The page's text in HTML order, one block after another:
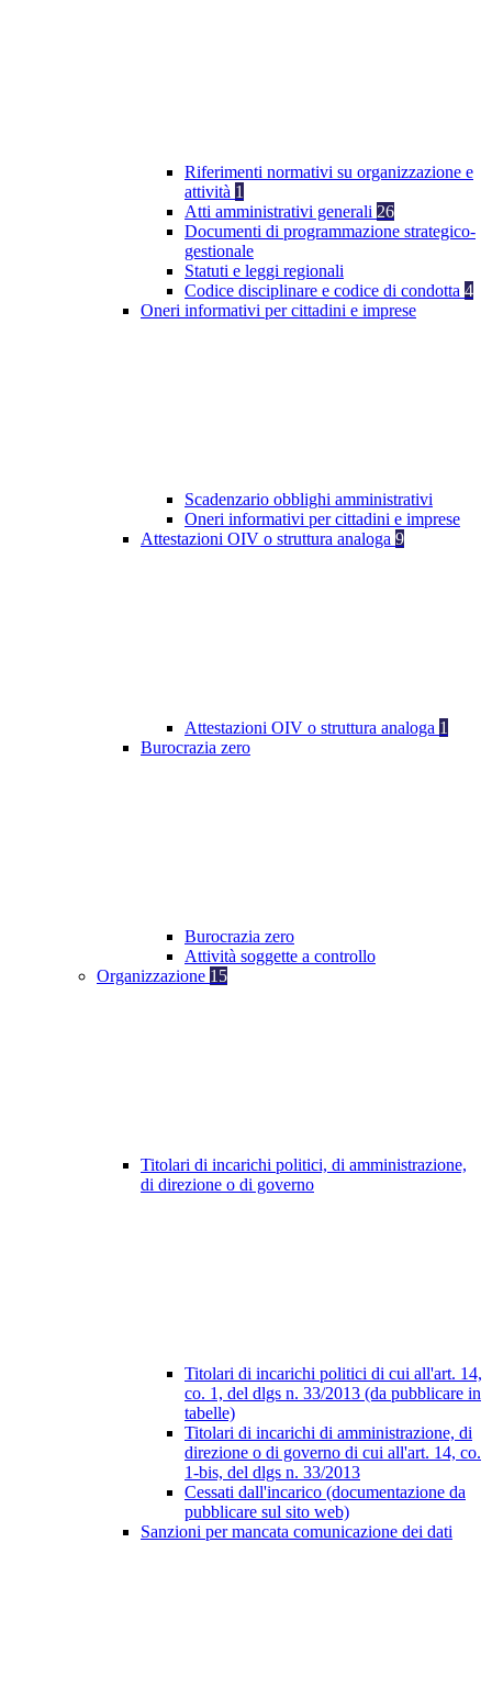
Riferimenti normativi su organizzazione e
attività 1
Atti amministrativi generali 26
Documenti di programmazione strategico-
gestionale
Statuti e leggi regionali
Codice disciplinare e codice di condotta 4
Oneri informativi per cittadini e imprese
Scadenzario obblighi amministrativi
Oneri informativi per cittadini e imprese
Attestazioni OIV o struttura analoga 9
Attestazioni OIV o struttura analoga 1
Burocrazia zero
Burocrazia zero
Attività soggette a controllo
Organizzazione 15
Titolari di incarichi politici, di amministrazione,
di direzione o di governo
Titolari di incarichi politici di cui all'art. 14,
co. 1, del dlgs n. 33/2013 (da pubblicare in
tabelle)
Titolari di incarichi di amministrazione, di
direzione o di governo di cui all'art. 14, co.
1-bis, del dlgs n. 33/2013
Cessati dall'incarico (documentazione da
pubblicare sul sito web)
Sanzioni per mancata comunicazione dei dati